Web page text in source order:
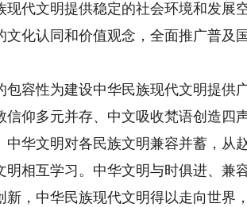
现代文明提供稳定的社会环境和发展
文化认同和价值观念，全面推广普及
性为建设中华民族现代文明提供
信仰多元并存、中文吸收梵语创造四
中华文明对各民族文明兼容并蓄，从
明相互学习。中华文明与时俱进、兼
新，中华民族现代文明得以走向世界